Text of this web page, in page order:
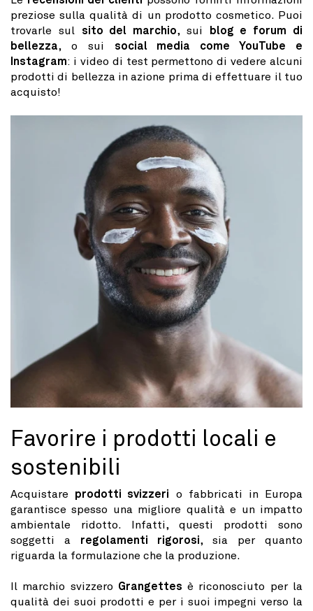
preziose sulla qualità di un prodotto cosmetico. Puoi
trovarle sul sito del marchio, sui
blog e forum di
bellezza, o sui social media come YouTube e
Instagram: i video di test permettono di vedere alcuni
prodotti di bellezza in azione prima di effettuare il tuo
acquisto!
Favorire i prodotti locali e
sostenibili
Acquistare prodotti svizzeri o fabbricati in Europa
garantisce spesso una migliore qualità e un impatto
ambientale ridotto. Infatti, questi prodotti sono
soggetti a regolamenti rigorosi, sia per quanto
riguarda la formulazione che la produzione.
Il marchio svizzero Grangettes è riconosciuto per la
qualità dei suoi prodotti e per i suoi impegni verso la